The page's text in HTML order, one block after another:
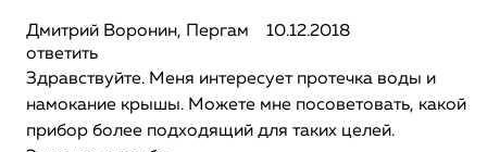
Дмитрий Воронин, Пергам 10.12.2018
ответить
Здравствуйте. Меня интересует протечка воды и
намокание крышы. Можете мне посоветовать, какой
прибор более подходящий для таких целей.